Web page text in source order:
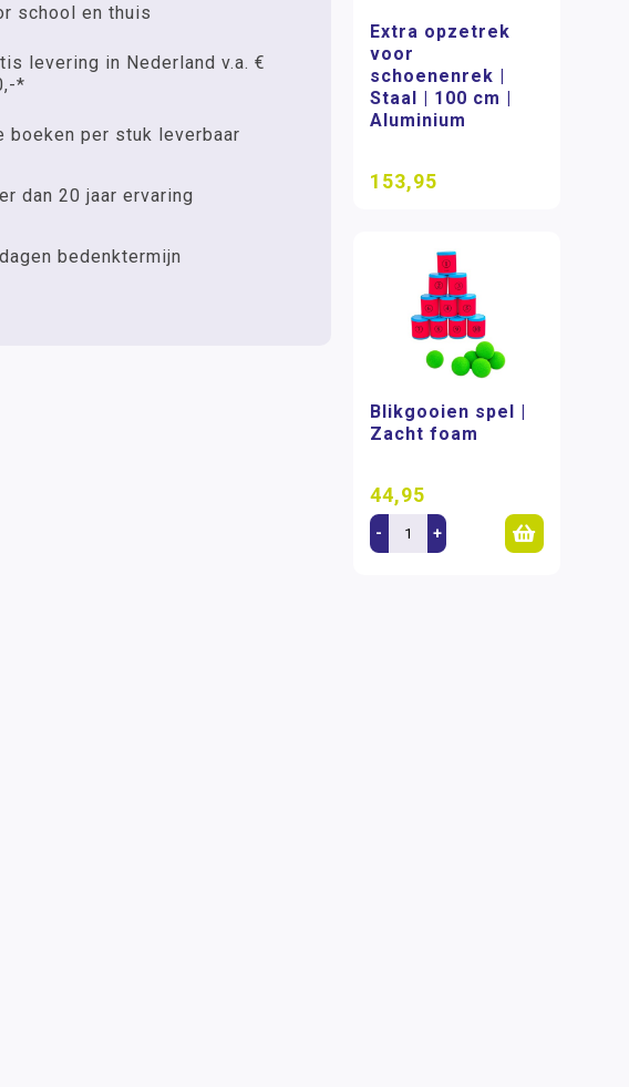
school en thuis
levering in Nederland v.a. €
*
boeken per stuk leverbaar
dan 20 jaar ervaring
bedenktermijn
Extra opzetrek
voor
schoenenrek |
Staal | 100 cm |
Aluminium
153,95
Blikgooien spel |
Zacht foam
44,95
- +